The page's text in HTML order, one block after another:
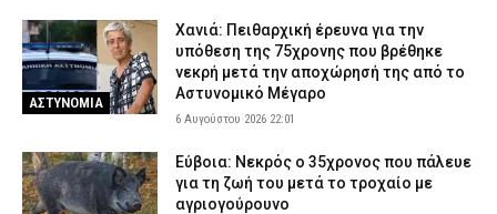
ΑΣΤΥΝΟΜΙΑ
Χανιά: Πειθαρχική έρευνα για την
υπόθεση της 75χρονης που βρέθηκε
νεκρή μετά την αποχώρησή της από το
Αστυνομικό Μέγαρο
6 Αυγούστου 2026 22:01
Εύβοια: Νεκρός ο 35χρονος που πάλευε
για τη ζωή του μετά το τροχαίο με
αγριογούρουνο